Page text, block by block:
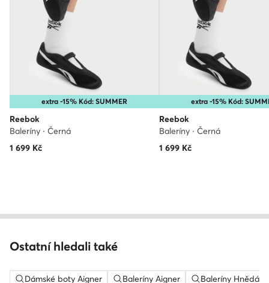
extra -15% Kód: SUMMER
Reebok
Baleríny · Černá
1 699 Kč
extra -15% Kód:
Reebok
Baleríny · Černá
1 699Kč
Ostatní hledali také
Dámské boty Aigner Baleríny Aigner Baleríny Hnědá